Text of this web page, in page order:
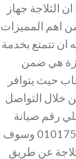
الثلاجة جهاز
اهم المميزات
ان تتمتع بخدمة
هي ضمن
حيث يتوافر
خلال التواصل
رقم صيانة
باساب البحيرة كفر الدوار 01017556655 وسوف
عن طريق